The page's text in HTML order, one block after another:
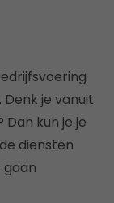
je vanuit
kun je je
diensten